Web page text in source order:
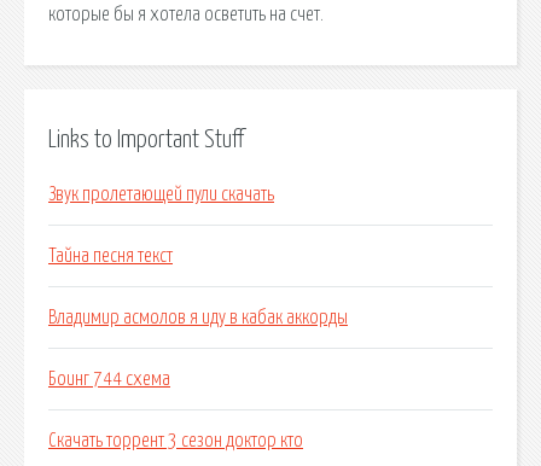
которые бы я хотела осветить на счет.
Links to Important Stuff
Звук пролетающей пули скачать
Тайна песня текст
Владимир асмолов я иду в кабак аккорды
Боинг 744 схема
Скачать торрент 3 сезон доктор кто